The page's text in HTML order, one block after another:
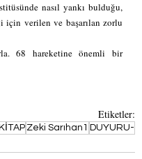
nasıl yankı bulduğu,
verilen ve başarılan zorlu
68 hareketine önemli bir
Etiketler:
KİTAP Zeki Sarıhan1 DUYURU-